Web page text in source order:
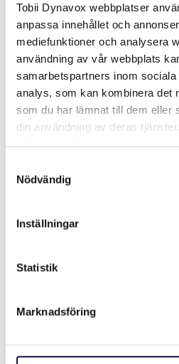
Tobii Dynavox webbplatser
anpassa innehållet och
mediefunktioner och analysera
användning av vår webbplats
samarbetspartners inom
analys, som kan kombinera det
som du har lämnat till dem eller
din användning av deras
Nödvändig
Inställningar
Statistik
Marknadsföring
Senaste artiklarna
Även i Frågor & svar
Why Are Album Cover
Player Pageset?
How to Activate Your
Voice
juli 14, 2026